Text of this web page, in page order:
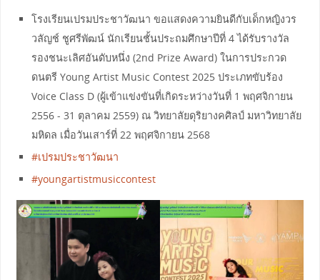
โรงเรียนเปรมประชาวัฒนา ขอแสดงความยินดีกับเด็กหญิงวร
วลัญช์ ชูศรีพัฒน์ นักเรียนชั้นประถมศึกษาปีที่ 4 ได้รับรางวัล
รองชนะเลิศ​อันดับ​หนึ่ง​ (2nd​ Prize​ Award)​ ในการประกวด​
ดนตรี​ Young​ Artist​ Music​ Contest​ 2025​ ประเภท​ขับร้อง​
Voice Class​ D​ (ผู้เข้าแข่งขันที่เกิดระหว่าง​วันที่ 1​ พฤศจิกายน​
2556 -​ 31​ ตุลาคม​ 2559) ณ​ วิทยาลัย​ดุริยางคศิลป์​ มหา​วิทยาลัย​
มหิดล​ เมื่อวันเสาร์​ที่​ 22 พฤศจิกายน​ 2568
#เปรมประชาวัฒนา
#youngartistmusiccontest